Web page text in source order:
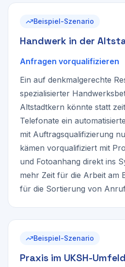
Beispiel-Szenario
Handwerk in der
Anfragen vorqualifizieren
Ein auf denkmalgerechte
spezialisierter
Altstadtkern könnte statt
Telefonate ein
mit Auftragsqualifizierung
kämen vorqualifiziert mit
und Fotoanhang direkt ins
mehr Zeit für die Arbeit am
für die Sortierung von
Beispiel-Szenario
Praxis im UKSH-Umfeld